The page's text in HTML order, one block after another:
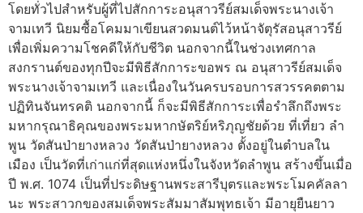
โดยทั่วไปสำหรับผู้ที่ไปสักการะอนุสาวรีย์สมเด็จพระนางเจ้า
จามเทวี นิยมซื้อโคมมาเขียนสวดมนต์ไว้หน้าจัตุรัสอนุสาวรีย์
เพื่อเพิ่มความโชคดีให้กับชีวิต นอกจากนี้ในช่วงเทศกาล
สงกรานต์ของทุกปีจะมีพิธีสักการะขอพร ณ อนุสาวรีย์สมเด็จ
พระนางเจ้าจามเทวี และเนื่องในวันครบรอบการสวรรคตตาม
ปฏิทินจันทรคติ นอกจากนี้ ก็จะมีพิธีสักการะเพื่อรำลึกถึงพระ
มหากรุณาธิคุณของพระมหากษัตริย์หริภุญชัยด้วย ที่เที่ยว ลํา
พูน วัดสันป่ายางหลวง วัดสันป่ายางหลวง ตั้งอยู่ในตำบลใน
เมือง เป็นวัดที่เก่าแก่ที่สุดแห่งหนึ่งในจังหวัดลำพูน สร้างขึ้นเมื่อ
ปี พ.ศ. 1074 เป็นที่ประดิษฐานพระสารีบุตรและพระโมคคัลลา
นะ พระสาวกของสมเด็จพระสัมมาสัมพุทธเจ้า มีอายุยืนยาว